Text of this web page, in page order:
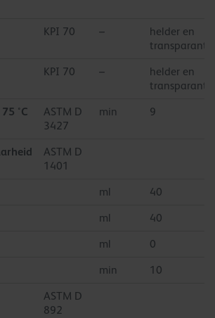
KPI 70 –
helder en
transparant
KPI 70 –
helder en
transparant
°C
ASTM D
3427
min 9
ASTM D
1401
ml 40
ml 40
ml 0
min 10
ASTM D
892